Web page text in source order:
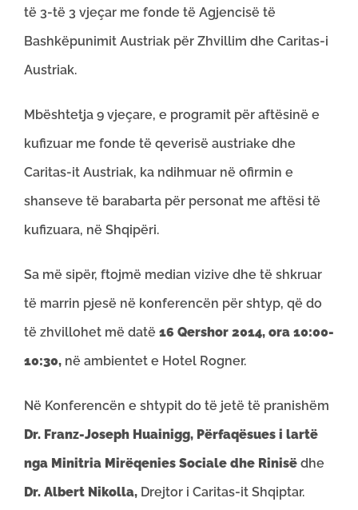
të 3-të 3 vjeçar me fonde të Agjencisë të
Bashkëpunimit Austriak për Zhvillim dhe Caritas-i
Austriak.
Mbështetja 9 vjeçare, e programit për aftësinë e
kufizuar me fonde të qeverisë austriake dhe
Caritas-it Austriak, ka ndihmuar në ofirmin e
shanseve të barabarta për personat me aftësi të
kufizuara, në Shqipëri.
Sa më sipër, ftojmë median vizive dhe të shkruar
të marrin pjesë në konferencën për shtyp, që do
të zhvillohet më datë 16 Qershor 2014, ora 10:00-
10:30, në ambientet e Hotel Rogner.
Në Konferencën e shtypit do të jetë të pranishëm
Dr. Franz-Joseph Huainigg, Përfaqësues i lartë
nga Minitria Mirëqenies Sociale dhe Rinisë dhe
Dr. Albert Nikolla, Drejtor i Caritas-it Shqiptar.